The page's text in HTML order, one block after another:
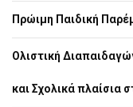
Πρώιμη Παιδική
Ολιστική
και Σχολικά πλαίσια